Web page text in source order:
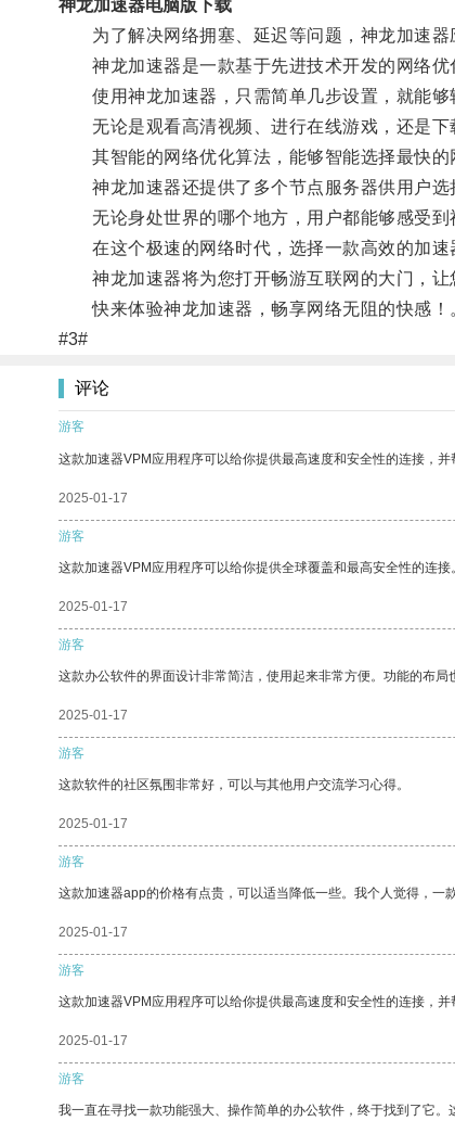
神龙加速器电脑版下载
为了解决网络拥塞、延迟等问题，神龙加速器
神龙加速器是一款基于先进技术开发的网络优
使用神龙加速器，只需简单几步设置，就能够
无论是观看高清视频、进行在线游戏，还是下
其智能的网络优化算法，能够智能选择最快的
神龙加速器还提供了多个节点服务器供用户选
无论身处世界的哪个地方，用户都能够感受到
在这个极速的网络时代，选择一款高效的加速
神龙加速器将为您打开畅游互联网的大门，让
快来体验神龙加速器，畅享网络无阻的快感！
#3#
评论
游客
这款加速器VPM应用程序可以给你提供最高速度和安全性的连接，并
2025-01-17
游客
这款加速器VPM应用程序可以给你提供全球覆盖和最高安全性的连接。
2025-01-17
游客
这款办公软件的界面设计非常简洁，使用起来非常方便。功能的布局
2025-01-17
游客
这款软件的社区氛围非常好，可以与其他用户交流学习心得。
2025-01-17
游客
这款加速器app的价格有点贵，可以适当降低一些。我个人觉得，一
2025-01-17
游客
这款加速器VPM应用程序可以给你提供最高速度和安全性的连接，并
2025-01-17
游客
我一直在寻找一款功能强大、操作简单的办公软件，终于找到了它